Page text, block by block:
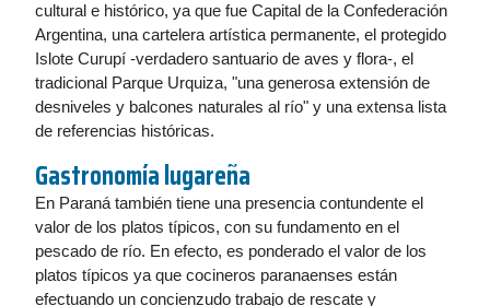
cultural e histórico, ya que fue Capital de la Confederación
Argentina, una cartelera artística permanente, el protegido
Islote Curupí -verdadero santuario de aves y flora-, el
tradicional Parque Urquiza, "una generosa extensión de
desniveles y balcones naturales al río" y una extensa lista
de referencias históricas.
Gastronomía lugareña
En Paraná también tiene una presencia contundente el
valor de los platos típicos, con su fundamento en el
pescado de río. En efecto, es ponderado el valor de los
platos típicos ya que cocineros paranaenses están
efectuando un concienzudo trabajo de rescate y